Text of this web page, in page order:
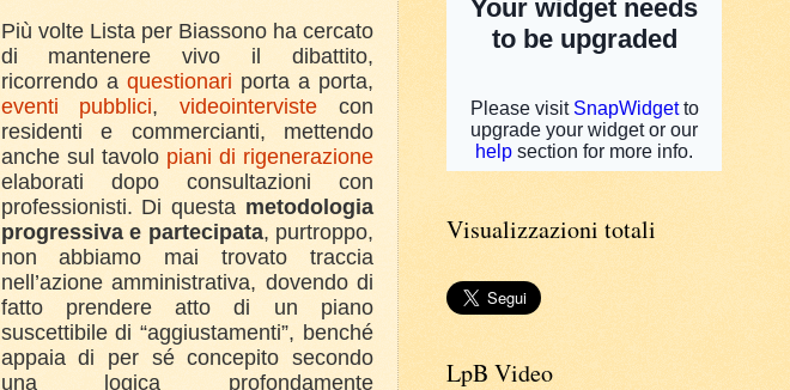
Più volte Lista per Biassono ha cercato
di mantenere vivo il dibattito,
ricorrendo a questionari porta a porta,
eventi pubblici,videointerviste con
residenti e commercianti, mettendo
anche sul tavolo piani di rigenerazione
elaborati dopo consultazioni con
professionisti. Di questa metodologia
progressiva e partecipata, purtroppo,
non abbiamo mai trovato traccia
nell’azione amministrativa, dovendo di
fatto prendere atto di un piano
suscettibile di “aggiustamenti”, benché
appaia di per sé concepito secondo
una logica profondamente
Visualizzazioni totali
LpB Video